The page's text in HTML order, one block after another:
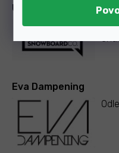
Univezrální Mini Disc
Eva Dampening